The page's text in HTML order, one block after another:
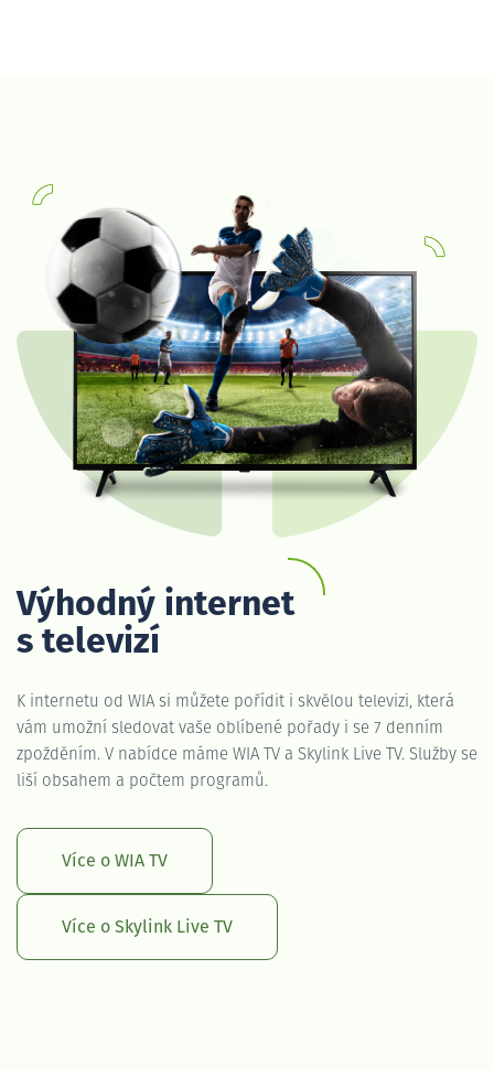
Výhodný internet
s televizí
K internetu od WIA si můžete pořídit i skvělou televizi, která
vám umožní sledovat vaše oblíbené pořady i se 7 denním
zpožděním. V nabídce máme WIA TV a Skylink Live TV. Služby se
liší obsahem a počtem programů.
Více o WIA TV
Více o Skylink Live TV